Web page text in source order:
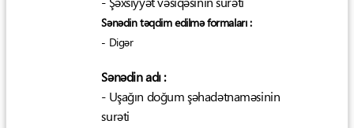
Sənədin təqdim edilmə formaları :
- Digər
Sənədin adı :
- Uşağın doğum şəhadətnaməsinin
surəti